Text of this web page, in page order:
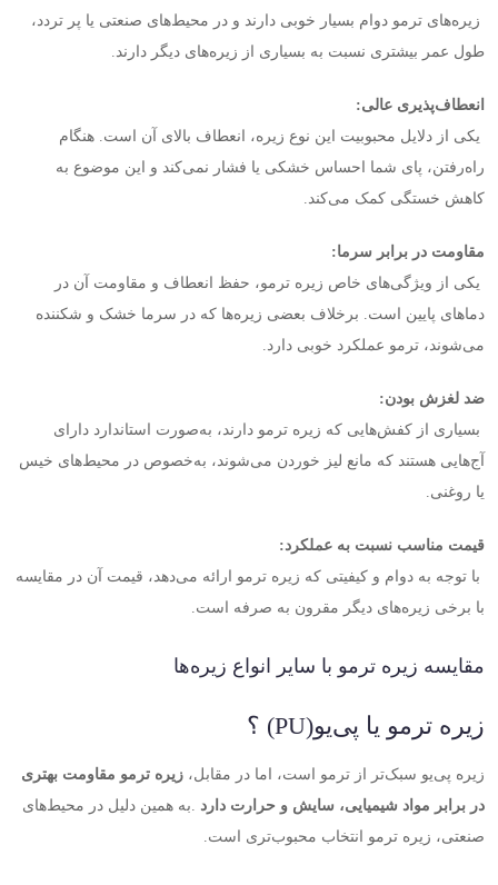
زیره‌های ترمو دوام بسیار خوبی دارند و در محیط‌های صنعتی یا پر تردد،
طول عمر بیشتری نسبت به بسیاری از زیره‌های دیگر دارند.
انعطاف‌پذیری عالی:
یکی از دلایل محبوبیت این نوع زیره، انعطاف بالای آن است. هنگام
راه‌رفتن، پای شما احساس خشکی یا فشار نمی‌کند و این موضوع به
کاهش خستگی کمک می‌کند.
مقاومت در برابر سرما:
یکی از ویژگی‌های خاص زیره ترمو، حفظ انعطاف و مقاومت آن در
دماهای پایین است. برخلاف بعضی زیره‌ها که در سرما خشک و شکننده
می‌شوند، ترمو عملکرد خوبی دارد.
ضد لغزش بودن:
بسیاری از کفش‌هایی که زیره ترمو دارند، به‌صورت استاندارد دارای
آج‌هایی هستند که مانع لیز خوردن می‌شوند، به‌خصوص در محیط‌های خیس
یا روغنی.
قیمت مناسب نسبت به عملکرد:
با توجه به دوام و کیفیتی که زیره ترمو ارائه می‌دهد، قیمت آن در مقایسه
با برخی زیره‌های دیگر مقرون به صرفه است.
مقایسه زیره ترمو با سایر انواع زیره‌ها
زیره ترمو یا پی‌یو(PU) ؟
زیره پی‌یو سبک‌تر از ترمو است، اما در مقابل، زیره ترمو مقاومت بهتری
در برابر مواد شیمیایی، سایش و حرارت دارد .به همین دلیل در محیط‌های
صنعتی، زیره ترمو انتخاب محبوب‌تری است.